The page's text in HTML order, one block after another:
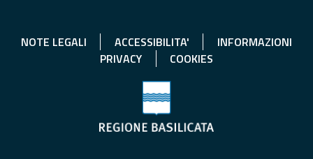
NOTE LEGALI ACCESSIBILITA'
INFORMAZIONI
PRIVACY
COOKIES